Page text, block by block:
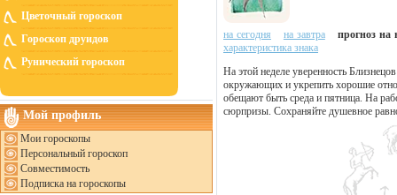
Цветочный гороскоп
Гороскоп друидов
Рунический гороскоп
Мой профиль
Мои гороскопы
Персональный гороскоп
Совместимость
Подписка на гороскопы
на сегодня на завтра
прогноз на
характеристика знака
На этой неделе уверенность
окружающих и укрепить хорошие
обещают быть среда и пятница. На
сюрпризы. Сохраняйте душевное